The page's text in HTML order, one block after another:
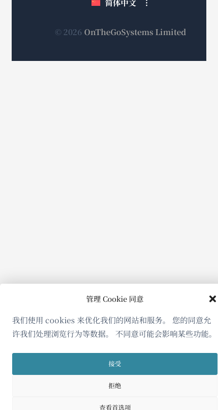
管理 Cookie 同意
我们使用 cookies 来优化我们的网站和服务。 您的同意允
许我们处理浏览行为等数据。 不同意可能会影响某些功能。
接受
拒绝
查看首选项
© 2026 OnTheGoSystems Limited
窗
简体中文
开）
口
打
口
打
口
打